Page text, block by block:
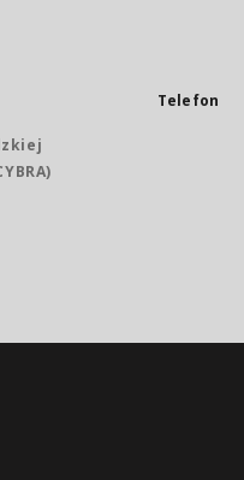
Telefon